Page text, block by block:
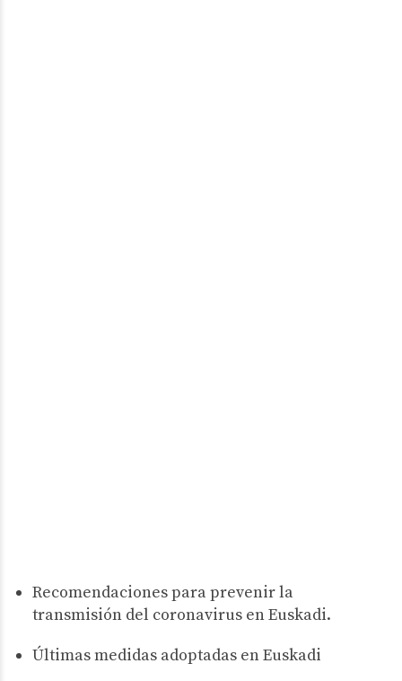
Recomendaciones para prevenir la
transmisión del coronavirus en Euskadi.
Últimas medidas adoptadas en Euskadi